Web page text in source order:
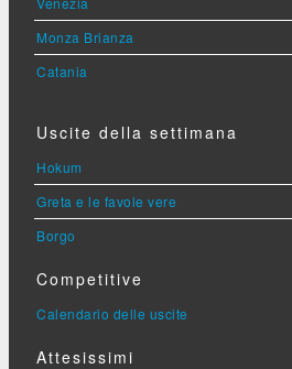
Monza Brianza
Catania
Uscite della settimana
Hokum
Greta e le favole vere
Borgo
Competitive
Calendario delle uscite
Attesissimi